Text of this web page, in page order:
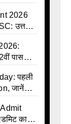
2026
उत्तर
में आ
पास
पहली
जानें
कार्ड